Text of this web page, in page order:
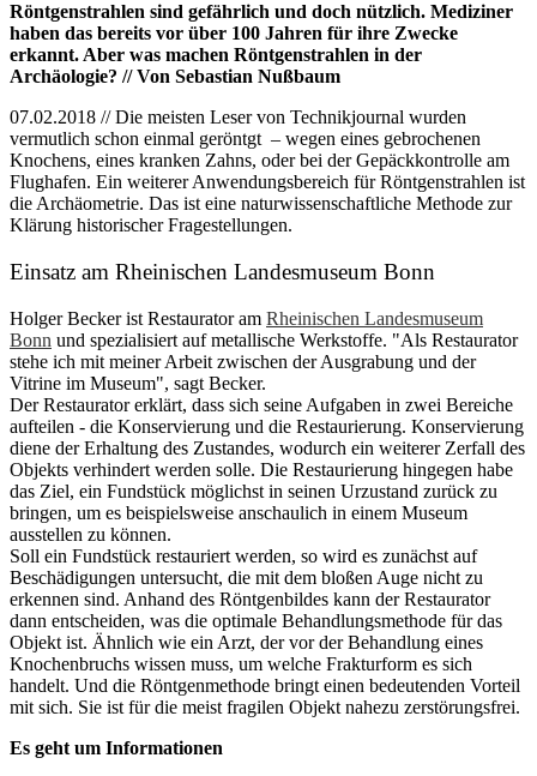
Röntgenstrahlen sind gefährlich und doch nützlich. Mediziner
haben das bereits vor über 100 Jahren für ihre Zwecke
erkannt. Aber was machen Röntgenstrahlen in der
Archäologie? // Von Sebastian Nußbaum
07.02.2018 // Die meisten Leser von Technikjournal wurden
vermutlich schon einmal geröntgt – wegen eines gebrochenen
Knochens, eines kranken Zahns, oder bei der Gepäckkontrolle am
Flughafen. Ein weiterer Anwendungsbereich für Röntgenstrahlen ist
die Archäometrie. Das ist eine naturwissenschaftliche Methode zur
Klärung historischer Fragestellungen.
Einsatz am Rheinischen Landesmuseum Bonn
Holger Becker ist Restaurator am Rheinischen Landesmuseum
Bonn und spezialisiert auf metallische Werkstoffe. "Als Restaurator
stehe ich mit meiner Arbeit zwischen der Ausgrabung und der
Vitrine im Museum", sagt Becker.
Der Restaurator erklärt, dass sich seine Aufgaben in zwei Bereiche
aufteilen - die Konservierung und die Restaurierung. Konservierung
diene der Erhaltung des Zustandes, wodurch ein weiterer Zerfall des
Objekts verhindert werden solle. Die Restaurierung hingegen habe
das Ziel, ein Fundstück möglichst in seinen Urzustand zurück zu
bringen, um es beispielsweise anschaulich in einem Museum
ausstellen zu können.
Soll ein Fundstück restauriert werden, so wird es zunächst auf
Beschädigungen untersucht, die mit dem bloßen Auge nicht zu
erkennen sind. Anhand des Röntgenbildes kann der Restaurator
dann entscheiden, was die optimale Behandlungsmethode für das
Objekt ist. Ähnlich wie ein Arzt, der vor der Behandlung eines
Knochenbruchs wissen muss, um welche Frakturform es sich
handelt. Und die Röntgenmethode bringt einen bedeutenden Vorteil
mit sich. Sie ist für die meist fragilen Objekt nahezu zerstörungsfrei.
Es geht um Informationen